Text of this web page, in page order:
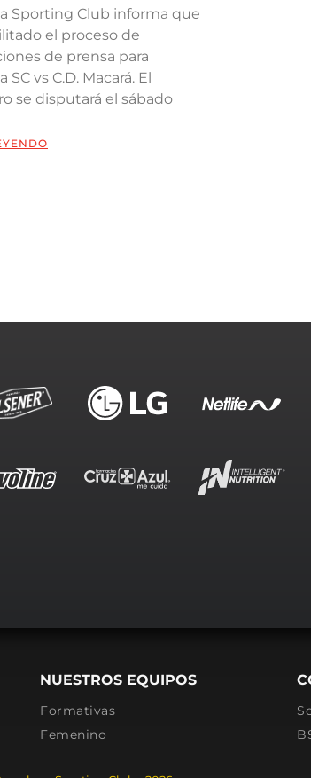
Sporting Club informa que
el proceso de
de prensa para
SC vs C.D. Macará. El
se disputará el sábado
NUESTROS EQUIPOS
Formativas
Femenino